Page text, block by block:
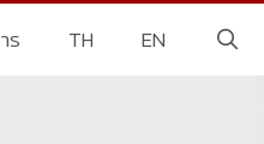
ร TH EN